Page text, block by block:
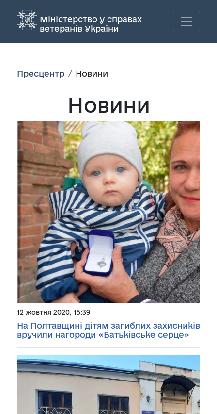
Міністерство у справах
ветеранів України
Пресцентр Новини
Новини
12 жовтня 2020, 15:39
На Полтавщині дітям загиблих захисників
вручили нагороди «Батьківське серце»